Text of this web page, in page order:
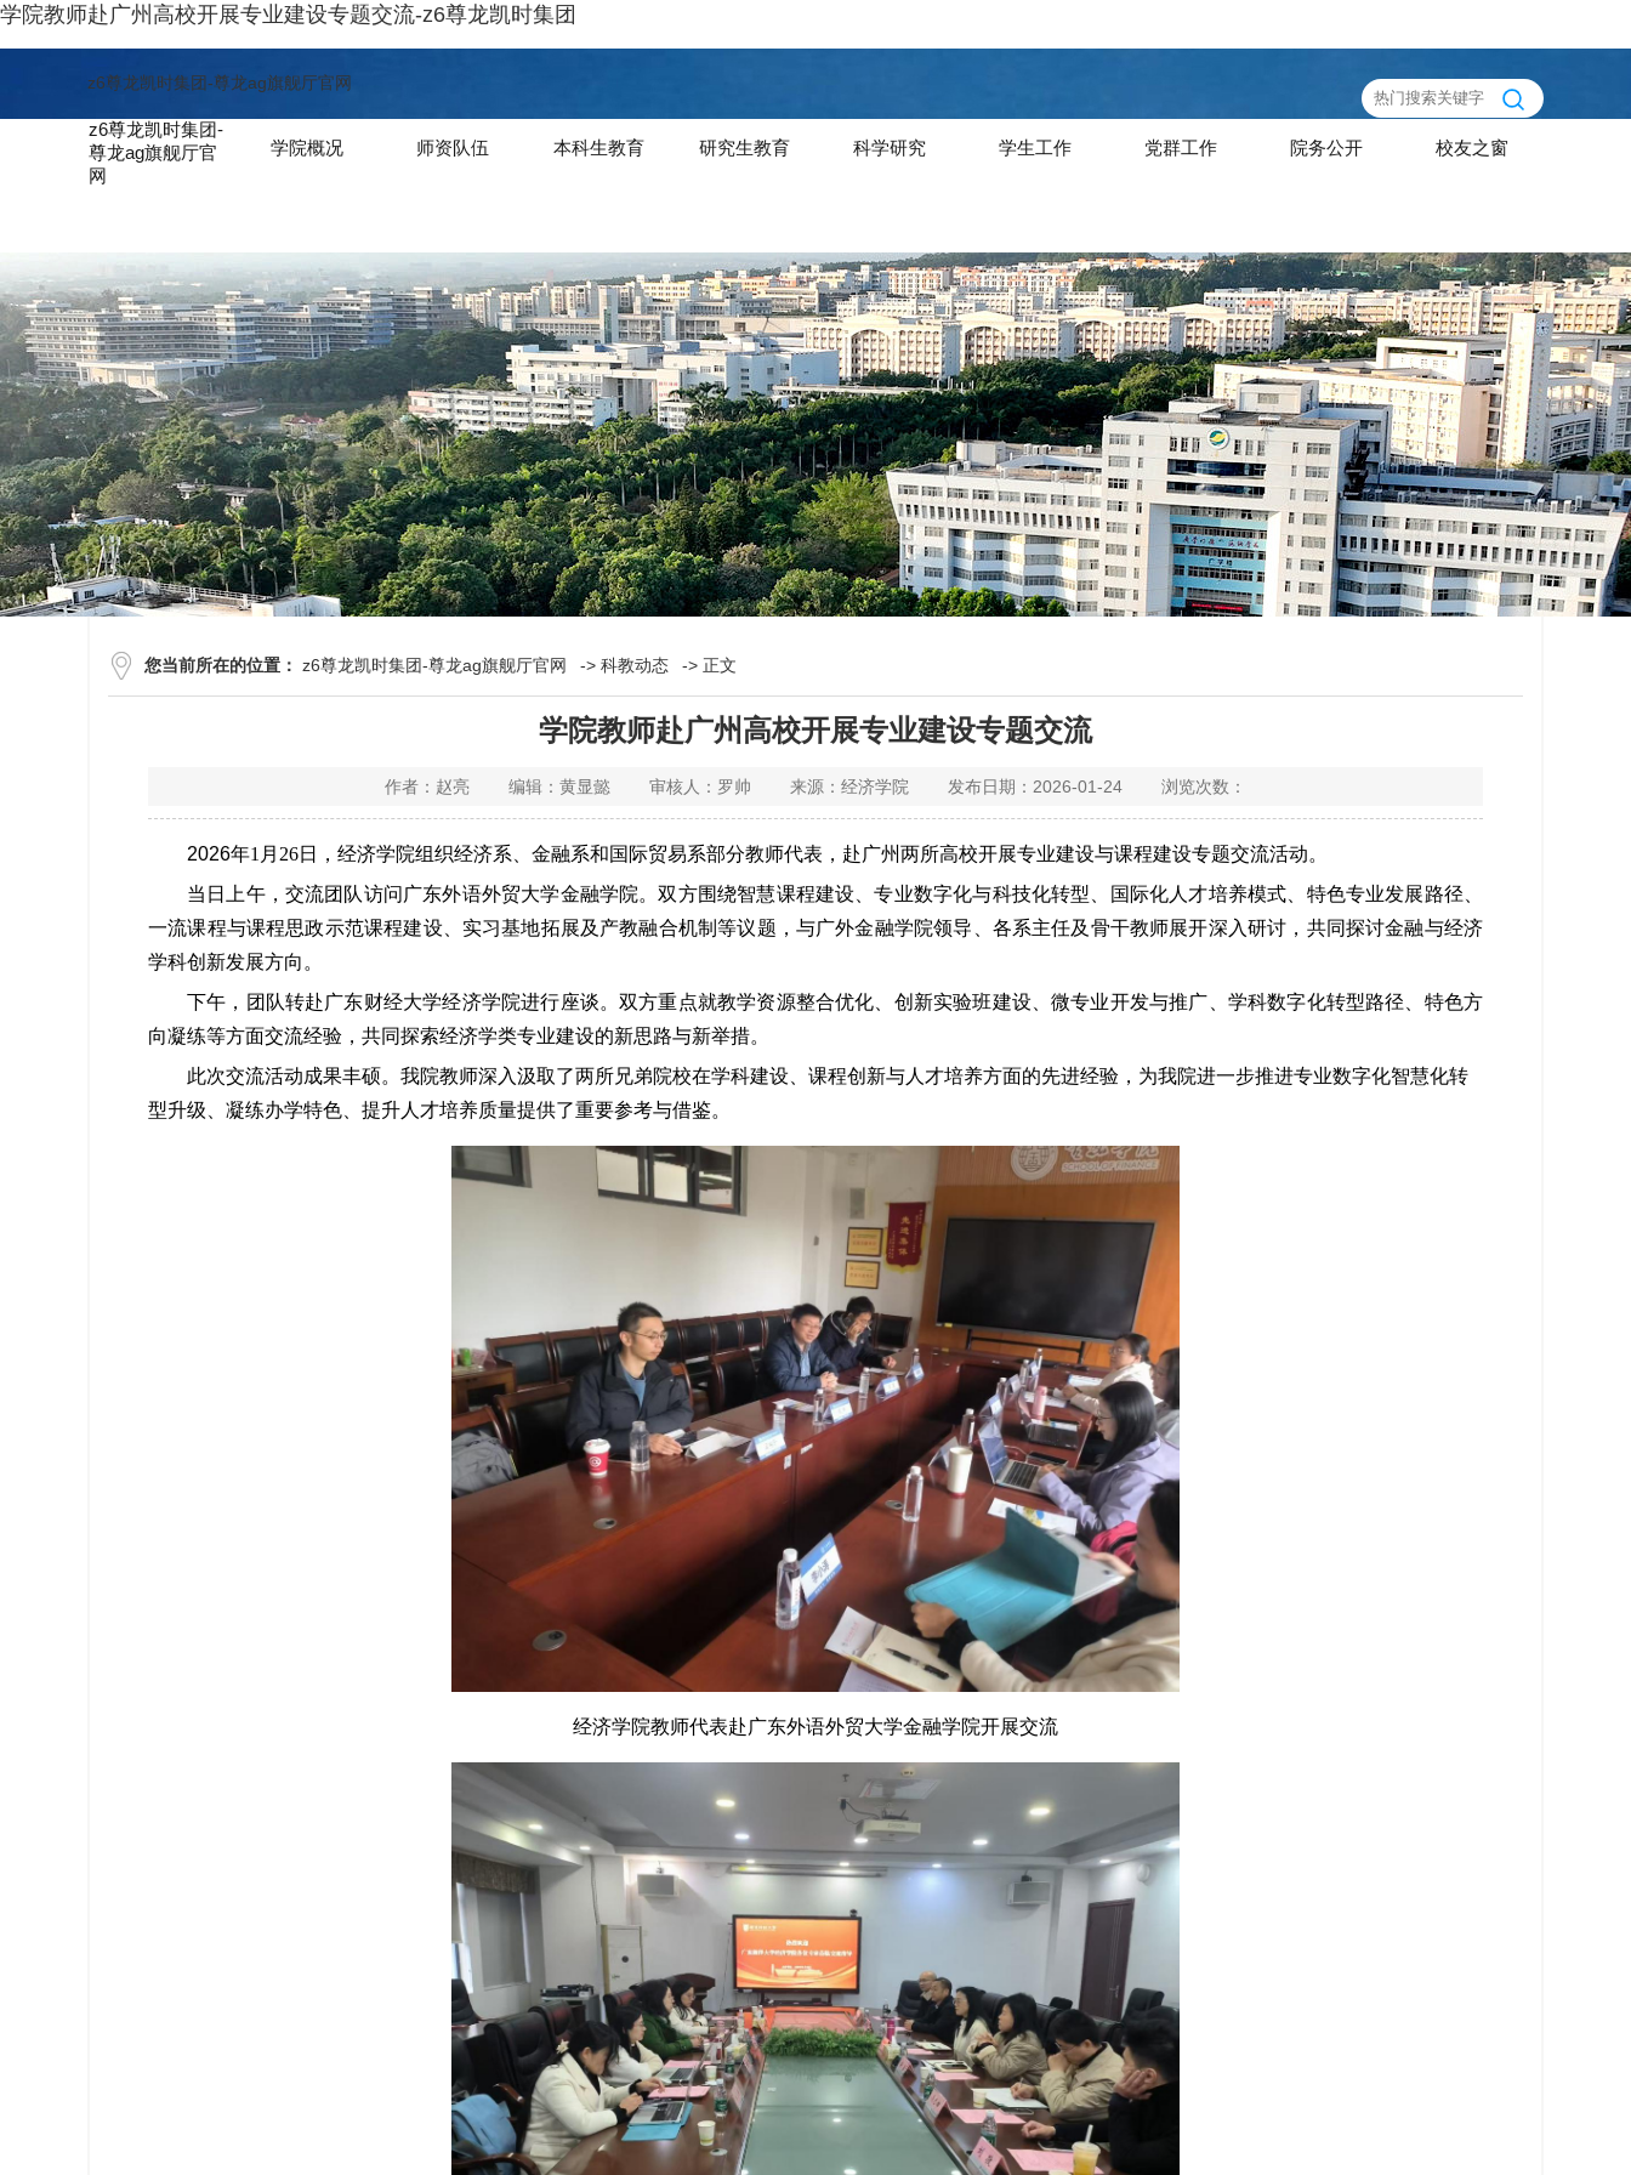
学院教师赴广州高校开展专业建设专题交流-z6尊龙凯时集团
z6尊龙凯时集团-尊龙ag旗舰厅官网
z6尊龙凯时集团-
尊龙ag旗舰厅官
网
学院概况 师资队伍 本科生教育 研究生教育 科学研究 学生工作 党群工作 院务公开 校友之窗
您当前所在的位置： z6尊龙凯时集团-尊龙ag旗舰厅官网 -> 科教动态 -> 正文
学院教师赴广州高校开展专业建设专题交流
作者：赵亮 编辑：黄显懿 审核人：罗帅 来源：经济学院 发布日期：2026-01-24 浏览次数：
2026年1 月 26日，经济学院组织经济系、金融系和国际贸易系部分教师代表，赴广州两所高校开展专业建设与课程建设专题交流活动。
当日上午，交流团队访问广东外语外贸大学金融学院。双方围绕智慧课程建设、专业数字化与科技化转型、国际化人才培养模式、特色专业发展路径、
一流课程与课程思政示范课程建设、实习基地拓展及产教融合机制等议题，与广外金融学院领导、各系主任及骨干教师展开深入研讨，共同探讨金融与经济
学科创新发展方向。
下午，团队转赴广东财经大学经济学院进行座谈。双方重点就教学资源整合优化、创新实验班建设、微专业开发与推广、学科数字化转型路径、特色方
向凝练等方面交流经验，共同探索经济学类专业建设的新思路与新举措。
此次交流活动成果丰硕。我院教师深入汲取了两所兄弟院校在学科建设、课程创新与人才培养方面的先进经验，为我院进一步推进专业数字化智慧化转
型升级、凝练办学特色、提升人才培养质量提供了重要参考与借鉴。
经济学院教师代表赴广东外语外贸大学金融学院开展交流